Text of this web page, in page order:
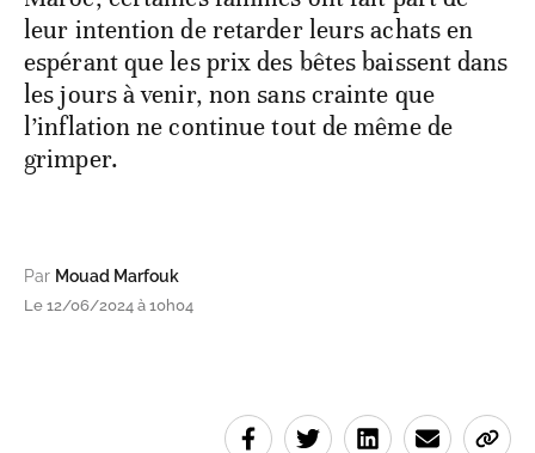
leur intention de retarder leurs achats en
espérant que les prix des bêtes baissent dans
les jours à venir, non sans crainte que
l’inflation ne continue tout de même de
grimper.
Par Mouad Marfouk
Le 12/06/2024 à 10h04